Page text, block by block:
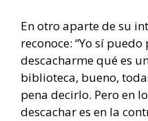
En otro aparte de su
reconoce: “Yo sí
descacharme qué es
biblioteca, bueno,
pena decirlo. Pero en
descachar es en la